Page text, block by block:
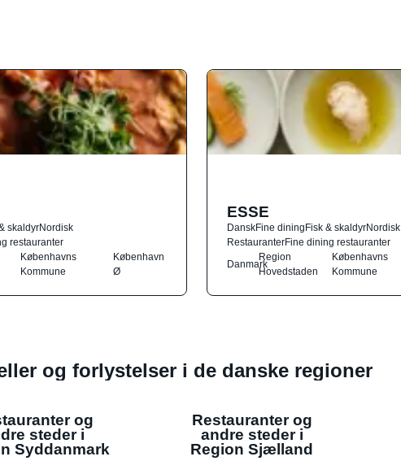
skaldyrNordisk
restauranter
Københavns
Kommune
København
Ø
ESSE
DanskFine diningFisk & skaldyrNordisk
RestauranterFine dining restauranter
Danmark
Region
Hovedstaden
Københavns
Kommune
og forlystelser i de danske regioner
og
steder i
Syddanmark
Restauranter og
andre steder i
Region Sjælland